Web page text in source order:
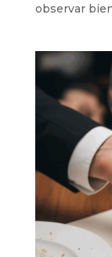
observar